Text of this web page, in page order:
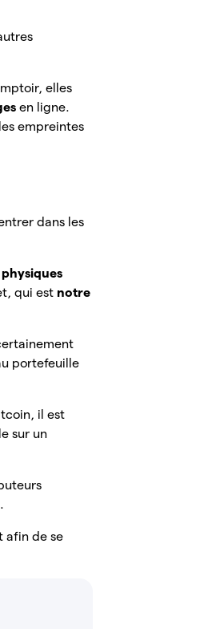
elles
en ligne.
empreintes
dans les
qui est notre
portefeuille
il est
sur un
afin de se